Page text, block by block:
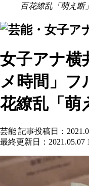
百花繚乱「萌え断
女子アナ横
メ時間」フ
花繚乱「萌
芸能 記事投稿日：
最終更新日：2021.05.07